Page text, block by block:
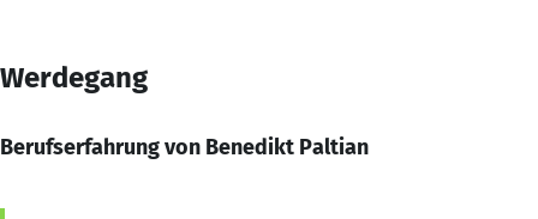
Werdegang
Berufserfahrung von Benedikt Paltian